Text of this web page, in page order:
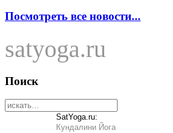
Посмотреть все новости...
satyoga.ru
Поиск
SatYoga.ru:
Кундалини Йога